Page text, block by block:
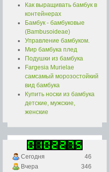
Как выращивать бамбук в
контейнерах
Бамбук - бамбуковые
(Bambusoideae)
Управление бамбуком.
Мир бамбука плед
Подушки из бамбука
Fargesia Murielae
самсамый морозостойкий
вид бамбука
Купить носки из бамбука
детские, мужские,
женские
Сегодня
46
Вчера
346